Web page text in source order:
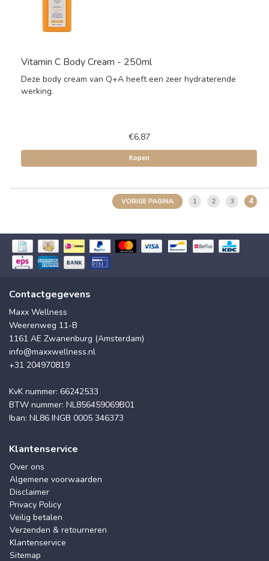
Vitamin C Body Cream - 250ml
Deze body cream van Q+A heeft een zeer hydraterende
werking.
€6,87
Kopen
VORIGE PAGINA 1 2 3 4
Contactgegevens
Maxx Wellness
Weerenweg 11-B
1161 AE Zwanenburg (Amsterdam)
info@maxxwellness.nl
+31 204970819
KvK nummer: 66242533
BTW nummer: NL856459069B01
Iban: NL86 INGB 0005 346373
Klantenservice
Over ons
Algemene voorwaarden
Disclaimer
Privacy Policy
Veilig betalen
Verzenden & retourneren
Klantenservice
Sitemap